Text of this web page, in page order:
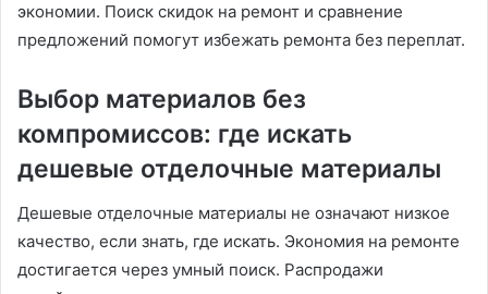
экономии. Поиск скидок на ремонт и сравнение
предложений помогут избежать ремонта без переплат.
Выбор материалов без
компромиссов: где искать
дешевые отделочные материалы
Дешевые отделочные материалы не означают низкое
качество, если знать, где искать. Экономия на ремонте
достигается через умный поиск. Распродажи